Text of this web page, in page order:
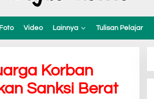
Foto Video Lainnya Tulisan Pelajar
Korban
Sanksi Berat